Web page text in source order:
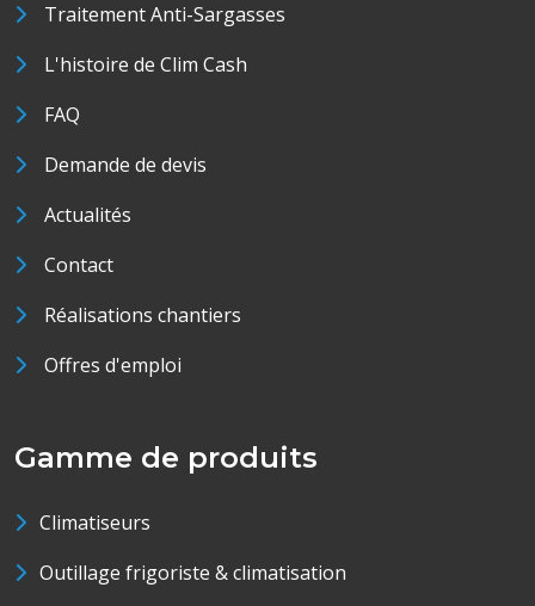
Traitement Anti-Sargasses
L'histoire de Clim Cash
FAQ
Demande de devis
Actualités
Contact
Réalisations chantiers
Offres d'emploi
Gamme de produits
Climatiseurs
Outillage frigoriste & climatisation